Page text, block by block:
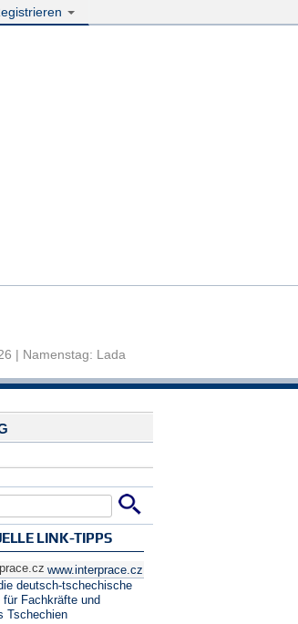
| Namenstag: Lada
LINK-TIPPS
www.interprace.cz
deutsch-tschechische
für Fachkräfte und
Tschechien